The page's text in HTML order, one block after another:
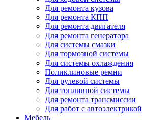
Для ремонта кузова
Для ремонта КПП
Для ремонта двигателя
Для ремонта генератора
Для системы смазки
Для тормозной системы
Для системы охлаждения
Поликлиновые ремни
Для рулевой системы
Для топливной системы
Для ремонта трансмиссии
Для работ с автоэлектрикой
Мебель